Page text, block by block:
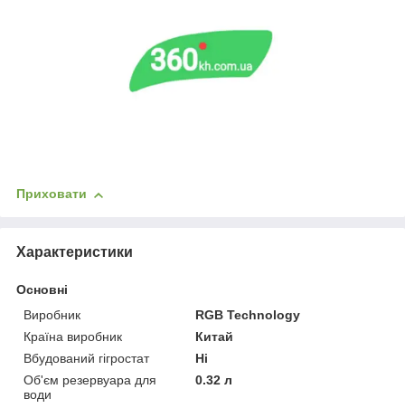
Приховати
Характеристики
Основні
Виробник
RGB Technology
Країна виробник
Китай
Вбудований гігростат
Ні
Об'єм резервуара для
води
0.32 л